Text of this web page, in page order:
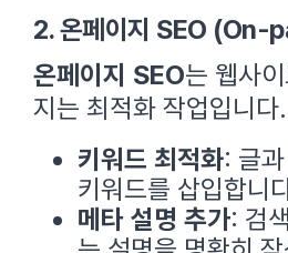
2. 온페이지 SEO (On-
온페이지 SEO는 웹사
지는 최적화 작업입니다.
키워드 최적화: 글
키워드를 삽입합니
메타 설명 추가: 검